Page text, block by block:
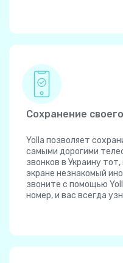
Сохранение
Yolla позволяет
самыми дорогими
звонков в Украину
экране незнакомый
звоните с помощью
номер, и вас всегда